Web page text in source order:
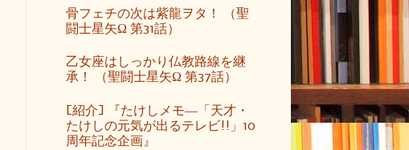
骨フェチの次は紫龍ヲタ！ （聖
闘士星矢Ω 第31話）
乙女座はしっかり仏教路線を継
承！ （聖闘士星矢Ω 第37話）
[紹介] 『たけしメモ―「天才・
たけしの元気が出るテレビ!!」10
周年記念企画』